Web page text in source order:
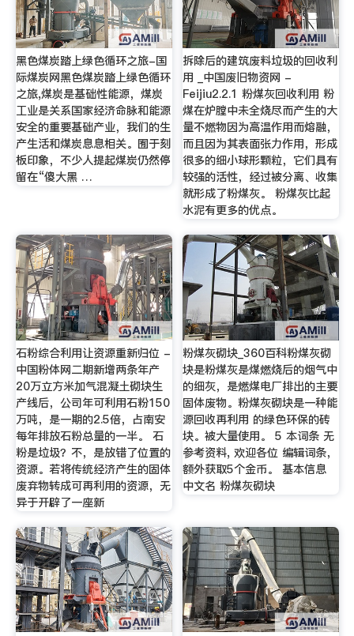
黑色煤炭踏上绿色循环之旅-国
际煤炭网黑色煤炭踏上绿色循环
之旅,煤炭是基础性能源，煤炭
工业是关系国家经济命脉和能源
安全的重要基础产业，我们的生
产生活和煤炭息息相关。囿于刻
板印象，不少人提起煤炭仍然停
留在“傻大黑 …
拆除后的建筑废料垃圾的回收利
用 _中国废旧物资网 -
Feijiu2.2.1 粉煤灰回收利用 粉
煤在炉膛中未全烧尽而产生的大
量不燃物因为高温作用而熔融，
而且因为其表面张力作用，形成
很多的细小球形颗粒，它们具有
较强的活性，经过被分离、收集
就形成了粉煤灰。 粉煤灰比起
水泥有更多的优点。
石粉综合利用让资源重新归位 -
中国粉体网二期新增两条年产
20万立方米加气混凝土砌块生
产线后，公司年可利用石粉150
万吨，是一期的2.5倍，占南安
每年排放石粉总量的一半。 石
粉是垃圾？不，是放错了位置的
资源。若将传统经济产生的固体
废弃物转成可再利用的资源，无
异于开辟了一座新
粉煤灰砌块_360百科粉煤灰砌
块是粉煤灰是煤燃烧后的烟气中
的细灰，是燃煤电厂排出的主要
固体废物。粉煤灰砌块是一种能
源回收再利用 的绿色环保的砖
块。被大量使用。 5 本词条 无
参考资料, 欢迎各位 编辑词条，
额外获取5个金币。 基本信息
中文名 粉煤灰砌块